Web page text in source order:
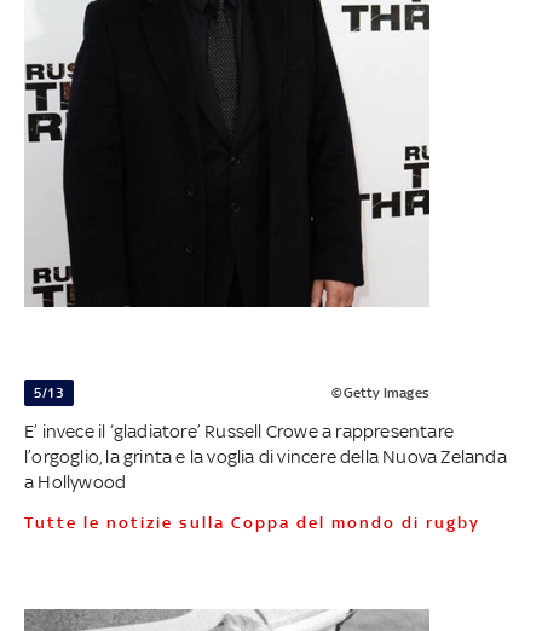
5/13 ©Getty Images
E’ invece il ‘gladiatore’ Russell Crowe a rappresentare
l’orgoglio, la grinta e la voglia di vincere della Nuova Zelanda
a Hollywood
Tutte le notizie sulla Coppa del mondo di rugby